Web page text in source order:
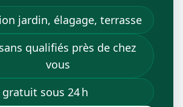
jardin, élagage, terrasse
qualifiés près de chez
vous
gratuit sous 24 h